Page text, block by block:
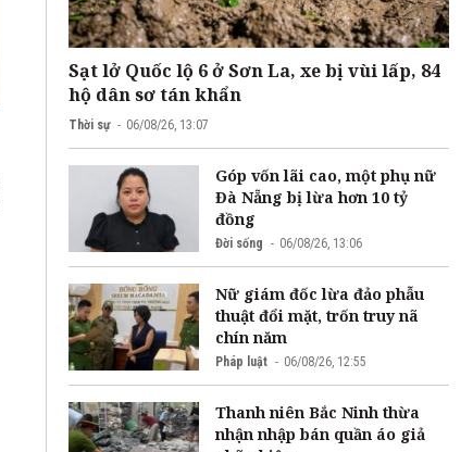
Sạt lở Quốc lộ 6 ở Sơn La, xe bị vùi lấp, 84
hộ dân sơ tán khẩn
Thời sự 06/08/26, 13:07
Góp vốn lãi cao, một phụ nữ
Đà Nẵng bị lừa hơn 10 tỷ
đồng
Đời sống 06/08/26, 13:06
Nữ giám đốc lừa đảo phẫu
thuật đổi mặt, trốn truy nã
chín năm
Pháp luật 06/08/26, 12:55
Thanh niên Bắc Ninh thừa
nhận nhập bán quần áo giả